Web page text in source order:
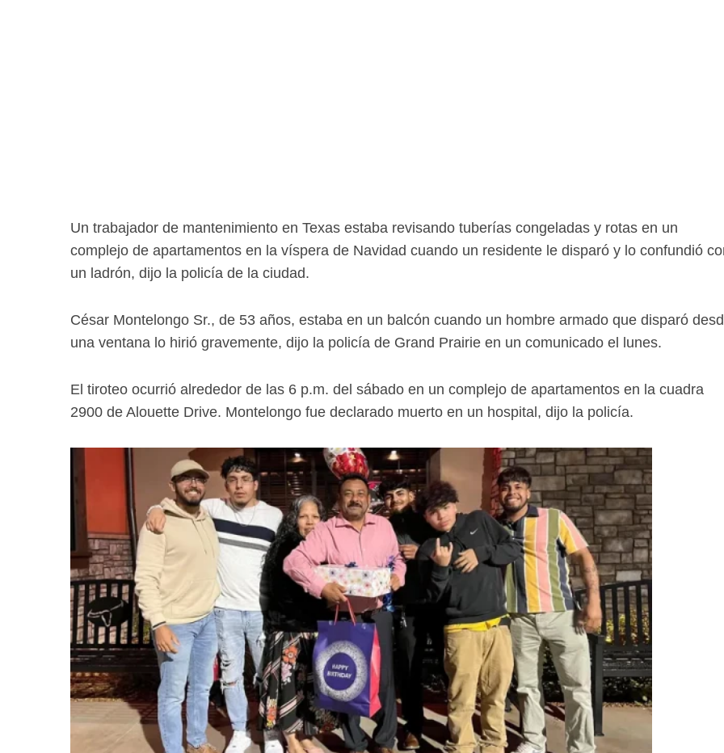
Un trabajador de mantenimiento en Texas estaba revisando tuberías congeladas y rotas en un
complejo de apartamentos en la víspera de Navidad cuando un residente le disparó y lo confundió
un ladrón, dijo la policía de la ciudad.
César Montelongo Sr., de 53 años, estaba en un balcón cuando un hombre armado que disparó
una ventana lo hirió gravemente, dijo la policía de Grand Prairie en un comunicado el lunes.
El tiroteo ocurrió alrededor de las 6 p.m. del sábado en un complejo de apartamentos en la cuadra
2900 de Alouette Drive. Montelongo fue declarado muerto en un hospital, dijo la policía.